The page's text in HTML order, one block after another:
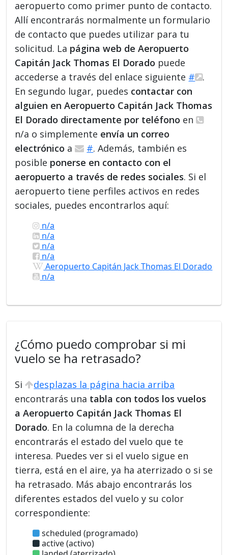
aeropuerto como primer punto de contacto.
Allí encontrarás normalmente un formulario
de contacto que puedes utilizar para tu
solicitud. La página web de Aeropuerto
Capitán Jack Thomas El Dorado puede
accederse a través del enlace siguiente #
.
En segundo lugar, puedes contactar con
alguien en Aeropuerto Capitán Jack Thomas
El Dorado directamente por teléfono en
n/a o simplemente envía un correo
electrónico a #. Además, también es
posible ponerse en contacto con el
aeropuerto a través de redes sociales. Si el
aeropuerto tiene perfiles activos en redes
sociales, puedes encontrarlos aquí:
n/a
n/a
n/a
n/a
Aeropuerto Capitán Jack Thomas El Dorado
n/a
¿Cómo puedo comprobar si mi
vuelo se ha retrasado?
Si
desplazas la página hacia arriba
encontrarás una tabla con todos los vuelos
a Aeropuerto Capitán Jack Thomas El
Dorado. En la columna de la derecha
encontrarás el estado del vuelo que te
interesa. Puedes ver si el vuelo sigue en
tierra, está en el aire, ya ha aterrizado o si se
ha retrasado. Más abajo encontrarás los
diferentes estados del vuelo y su color
correspondiente:
scheduled (programado)
active (activo)